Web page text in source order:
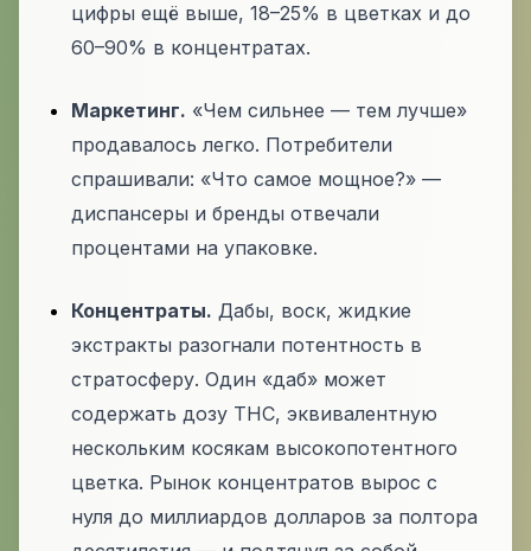
цифры ещё выше, 18–25% в цветках и до
60–90% в концентратах.
Маркетинг. «Чем сильнее — тем лучше»
продавалось легко. Потребители
спрашивали: «Что самое мощное?» —
диспансеры и бренды отвечали
процентами на упаковке.
Концентраты. Дабы, воск, жидкие
экстракты разогнали потентность в
стратосферу. Один «даб» может
содержать дозу THC, эквивалентную
нескольким косякам высокопотентного
цветка. Рынок концентратов вырос с
нуля до миллиардов долларов за полтора